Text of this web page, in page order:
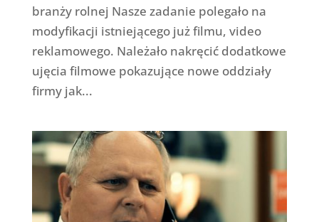
branży rolnej Nasze zadanie polegało na
modyfikacji istniejącego już filmu, video
reklamowego. Należało nakręcić dodatkowe
ujęcia filmowe pokazujące nowe oddziały
firmy jak...